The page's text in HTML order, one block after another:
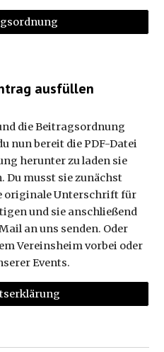
ausfüllen
die Beitragsordnung
nun bereit die PDF-Datei
herunter zu laden sie
Du musst sie zunächst
originale Unterschrift für
und sie anschließend
an uns senden. Oder
Vereinsheim vorbei oder
Events.